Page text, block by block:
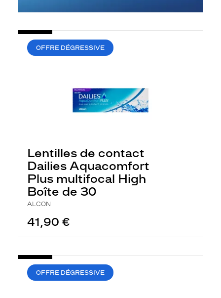
OFFRE DÉGRESSIVE
Lentilles de contact
Dailies Aquacomfort
Plus multifocal High
Boîte de 30
ALCON
41,90 €
OFFRE DÉGRESSIVE